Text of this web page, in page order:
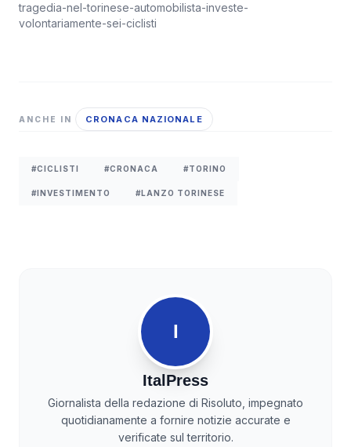
tragedia-nel-torinese-automobilista-investe-
volontariamente-sei-ciclisti
ANCHE IN CRONACA NAZIONALE
#CICLISTI #CRONACA #TORINO
#INVESTIMENTO #LANZO TORINESE
I
ItalPress
Giornalista della redazione di Risoluto, impegnato
quotidianamente a fornire notizie accurate e
verificate sul territorio.